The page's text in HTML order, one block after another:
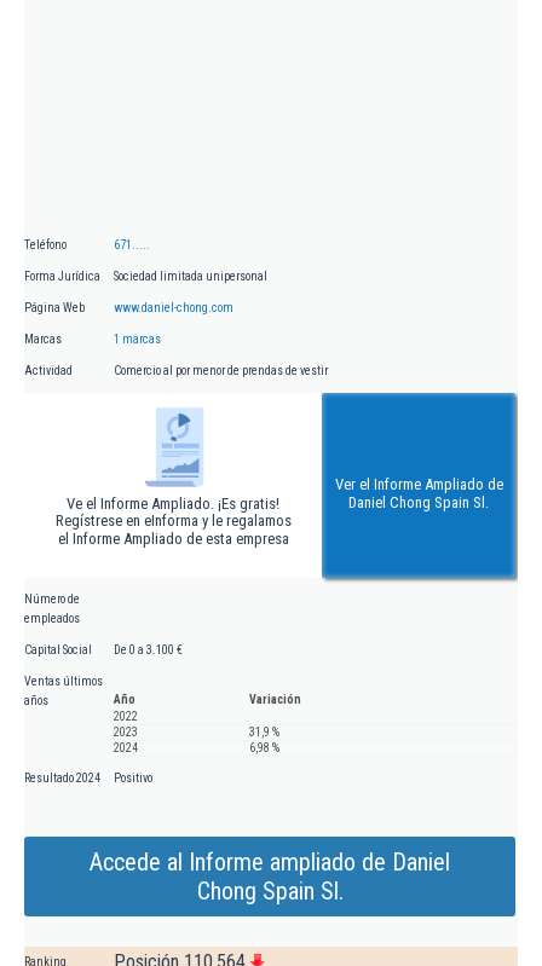
Teléfono 671.....
Forma Jurídica Sociedad limitada unipersonal
Página Web www.daniel-chong.com
Marcas 1 marcas
Actividad Comercio al por menor de prendas de vestir
Ve el Informe Ampliado. ¡Es gratis!
Regístrese en eInforma y le regalamos
el Informe Ampliado de esta empresa
Ver el Informe Ampliado de
Daniel Chong Spain Sl.
Número de
empleados
Capital Social De 0 a 3.100 €
Ventas últimos
años
Año
Variación
2022
2023
31,9 %
2024
6,98 %
Resultado 2024 Positivo
Accede al Informe ampliado de Daniel
Chong Spain Sl.
Ranking